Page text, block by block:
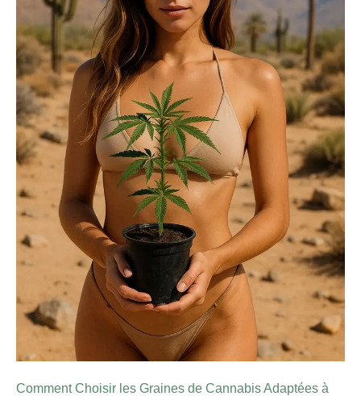
Comment Choisir les Graines de Cannabis Adaptées à